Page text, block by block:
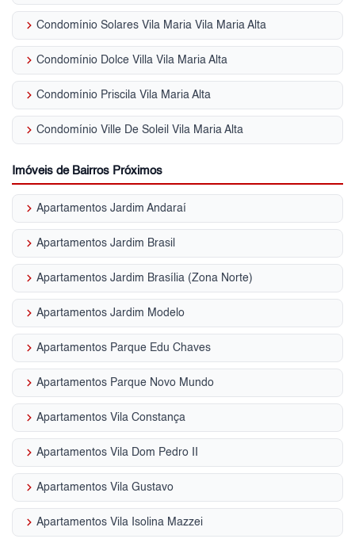
keyboard_arrow_right Condomínio Solares Vila Maria Vila Maria Alta
keyboard_arrow_right Condomínio Dolce Villa Vila Maria Alta
keyboard_arrow_right Condomínio Priscila Vila Maria Alta
keyboard_arrow_right Condomínio Ville De Soleil Vila Maria Alta
Imóveis de Bairros Próximos
keyboard_arrow_right Apartamentos Jardim Andaraí
keyboard_arrow_right Apartamentos Jardim Brasil
keyboard_arrow_right Apartamentos Jardim Brasília (Zona Norte)
keyboard_arrow_right Apartamentos Jardim Modelo
keyboard_arrow_right Apartamentos Parque Edu Chaves
keyboard_arrow_right Apartamentos Parque Novo Mundo
keyboard_arrow_right Apartamentos Vila Constança
keyboard_arrow_right Apartamentos Vila Dom Pedro II
keyboard_arrow_right Apartamentos Vila Gustavo
keyboard_arrow_right Apartamentos Vila Isolina Mazzei